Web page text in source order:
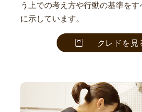
う上での考え方や行動の基準をす
に示しています。
クレドを見